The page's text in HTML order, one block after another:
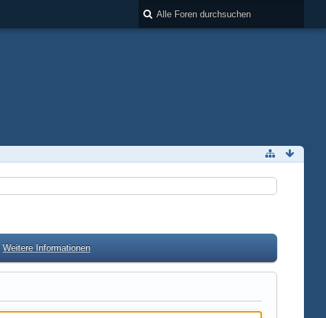
Weitere Informationen